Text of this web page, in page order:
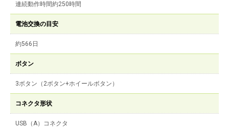
連続動作時間約250時間
電池交換の目安
約566日
ボタン
3ボタン（2ボタン+ホイールボタン）
コネクタ形状
USB（A）コネクタ